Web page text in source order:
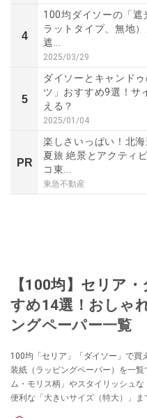
4
100均ダイソーの「遮
ラットタイプ、無地
遮...
2025/03/29
5
ダイソーとキャンド
ツ」おすすめ9選！サ
える？
2025/01/04
PR
楽しさいっぱい！北
夏旅 絶景とアクティ
コ東...
東急不動産
【100均】セリア
すめ14選！おしゃ
ングペーパー一覧
100均「セリア」「ダイソー」で買
装紙（ラッピングペーパー）を一
ム・モリス柄」やスタイリッシュ
便利な「大きいサイズ（特大）」